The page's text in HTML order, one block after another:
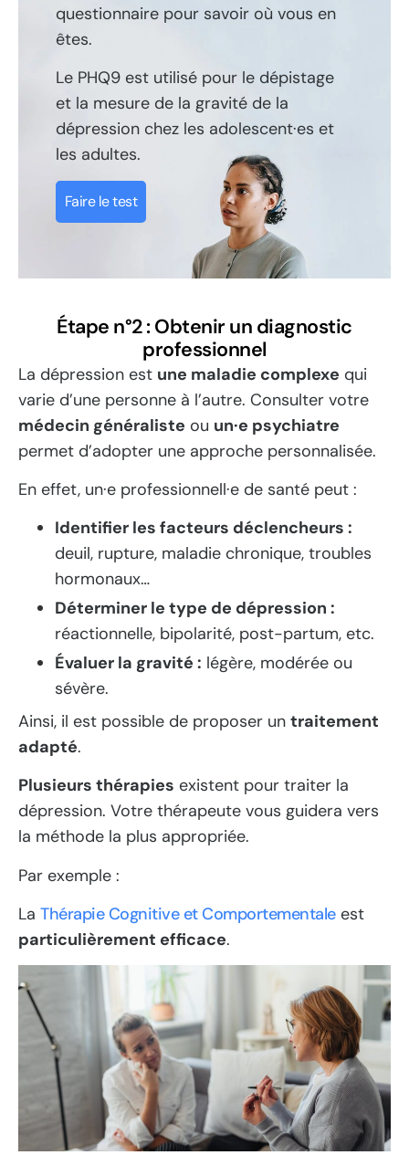
questionnaire pour savoir où vous en
êtes.
Le PHQ9 est utilisé pour le dépistage
et la mesure de la gravité de la
dépression chez les adolescent·es et
les adultes.
Faire le test
Étape n°2 : Obtenir un diagnostic
professionnel
La dépression est une maladie complexe qui
varie d’une personne à l’autre. Consulter votre
médecin généraliste ou un·e psychiatre
permet d’adopter une approche personnalisée.
En effet, un·e professionnell·e de santé peut :
Identifier les facteurs déclencheurs :
deuil, rupture, maladie chronique, troubles
hormonaux…
Déterminer le type de dépression :
réactionnelle, bipolarité, post-partum, etc.
Évaluer la gravité : légère, modérée ou
sévère.
Ainsi, il est possible de proposer un traitement
adapté.
Plusieurs thérapies existent pour traiter la
dépression. Votre thérapeute vous guidera vers
la méthode la plus appropriée.
Par exemple :
La Thérapie Cognitive et Comportementaleest
particulièrement efficace.